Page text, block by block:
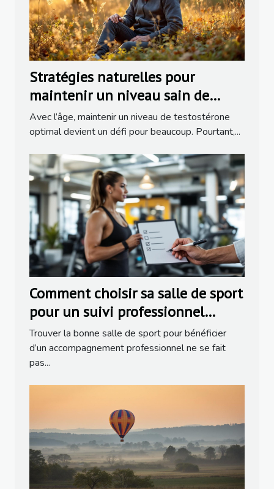
Stratégies naturelles pour
maintenir un niveau sain de
testostérone avec l'âge
Avec l’âge, maintenir un niveau de testostérone
optimal devient un défi pour beaucoup. Pourtant,...
Comment choisir sa salle de sport
pour un suivi professionnel
efficace ?
Trouver la bonne salle de sport pour bénéficier
d’un accompagnement professionnel ne se fait
pas...